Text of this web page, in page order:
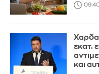
εκατ.
και